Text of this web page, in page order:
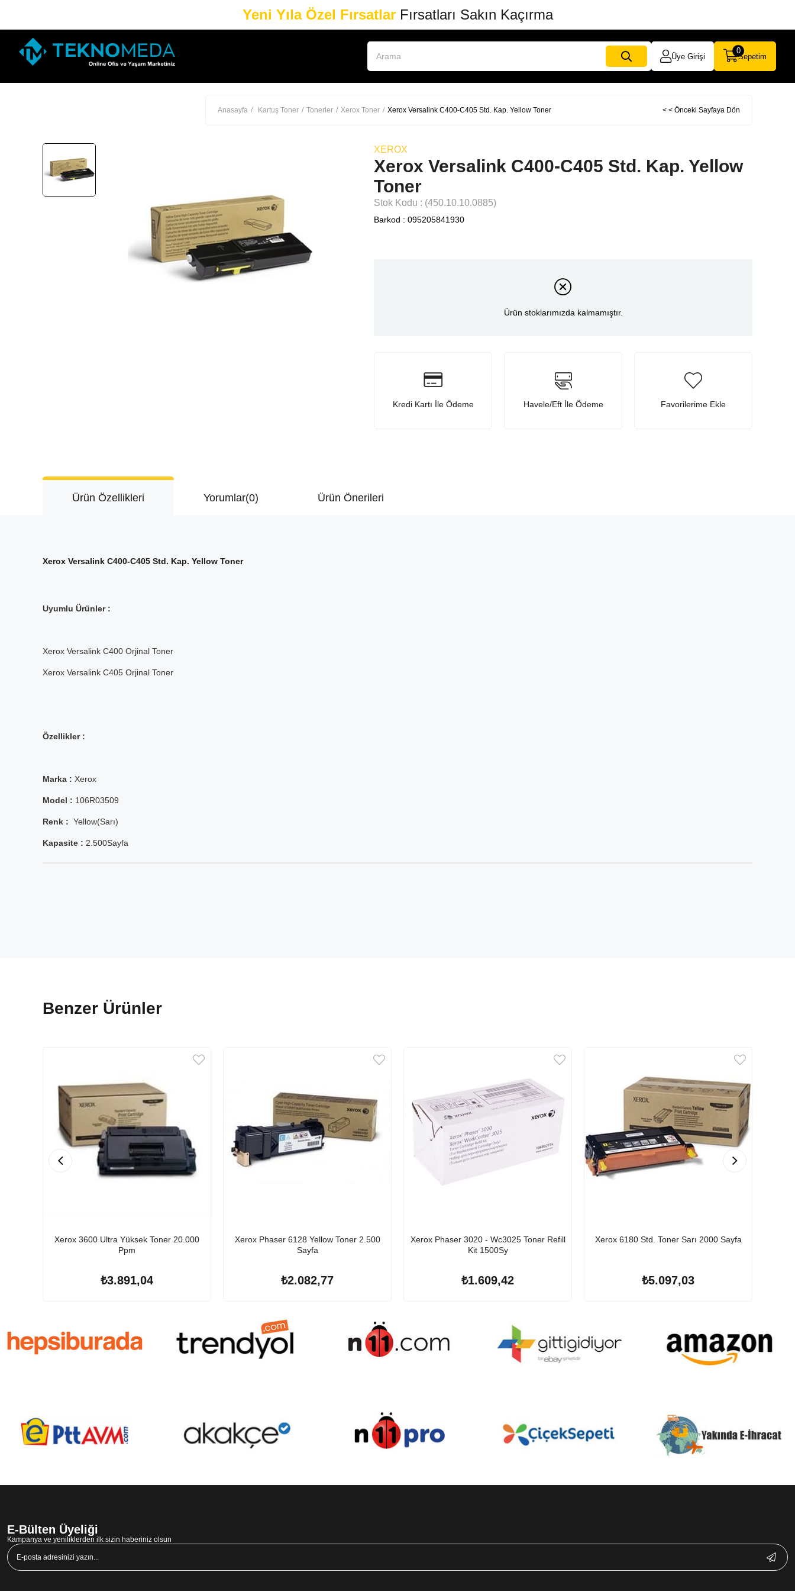
Yeni Yıla Özel FırsatlarFırsatları Sakın Kaçırma
Üye Girişi Sepetim
0
Anasayfa Kartuş Toner Tonerler Xerox Toner Xerox Versalink C400-C405 Std. Kap. Yellow Toner < < Önceki Sayfaya Dön
XEROX
Xerox Versalink C400-C405 Std. Kap. Yellow
Toner
Stok Kodu (450.10.10.0885)
Barkod : 095205841930
Ürün stoklarımızda kalmamıştır.
Kredi Kartı İle Ödeme Havele/Eft İle Ödeme Favorilerime Ekle
Ürün Özellikleri Yorumlar(0) Ürün Önerileri
Xerox Versalink C400-C405 Std. Kap. Yellow Toner
Uyumlu Ürünler :
Xerox Versalink C400 Orjinal Toner
Xerox Versalink C405 Orjinal Toner
Özellikler :
Marka : Xerox
Model : 106R03509
Renk : Yellow(Sarı)
Kapasite : 2.500Sayfa
Benzer Ürünler
Xerox 3600 Ultra Yüksek Toner 20.000
Ppm
₺3.891,04
Xerox Phaser 6128 Yellow Toner 2.500
Sayfa
₺2.082,77
Xerox Phaser 3020 - Wc3025 Toner Refill
Kit 1500Sy
₺1.609,42
Xerox 6180 Std. Toner Sarı 2000 Sayfa
₺5.097,03
E-Bülten Üyeliği
Kampanya ve yeniliklerden ilk sizin haberiniz olsun